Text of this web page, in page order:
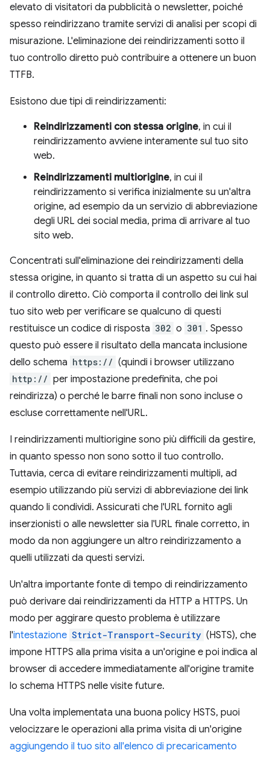
elevato di visitatori da pubblicità o newsletter, poiché
spesso reindirizzano tramite servizi di analisi per scopi di
misurazione. L'eliminazione dei reindirizzamenti sotto il
tuo controllo diretto può contribuire a ottenere un buon
TTFB.
Esistono due tipi di reindirizzamenti:
Reindirizzamenti con stessa origine, in cui il
reindirizzamento avviene interamente sul tuo sito
web.
Reindirizzamenti multiorigine, in cui il
reindirizzamento si verifica inizialmente su un'altra
origine, ad esempio da un servizio di abbreviazione
degli URL dei social media, prima di arrivare al tuo
sito web.
Concentrati sull'eliminazione dei reindirizzamenti della
stessa origine, in quanto si tratta di un aspetto su cui hai
il controllo diretto. Ciò comporta il controllo dei link sul
tuo sito web per verificare se qualcuno di questi
restituisce un codice di risposta 302 o 301 . Spesso
questo può essere il risultato della mancata inclusione
dello schema https:// (quindi i browser utilizzano
http:// per impostazione predefinita, che poi
reindirizza) o perché le barre finali non sono incluse o
escluse correttamente nell'URL.
I reindirizzamenti multiorigine sono più difficili da gestire,
in quanto spesso non sono sotto il tuo controllo.
Tuttavia, cerca di evitare reindirizzamenti multipli, ad
esempio utilizzando più servizi di abbreviazione dei link
quando li condividi. Assicurati che l'URL fornito agli
inserzionisti o alle newsletter sia l'URL finale corretto, in
modo da non aggiungere un altro reindirizzamento a
quelli utilizzati da questi servizi.
Un'altra importante fonte di tempo di reindirizzamento
può derivare dai reindirizzamenti da HTTP a HTTPS. Un
modo per aggirare questo problema è utilizzare
l'intestazione Strict-Transport-Security (HSTS), che
impone HTTPS alla prima visita a un'origine e poi indica al
browser di accedere immediatamente all'origine tramite
lo schema HTTPS nelle visite future.
Una volta implementata una buona policy HSTS, puoi
velocizzare le operazioni alla prima visita di un'origine
aggiungendo il tuo sito all'elenco di precaricamento